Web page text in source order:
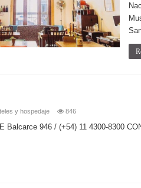
y hospedaje 846
Balcarce 946 / (+54) 11 4300-8300